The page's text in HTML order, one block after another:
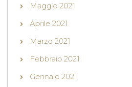
Maggio 2021
Aprile 2021
Marzo 2021
Febbraio 2021
Gennaio 2021